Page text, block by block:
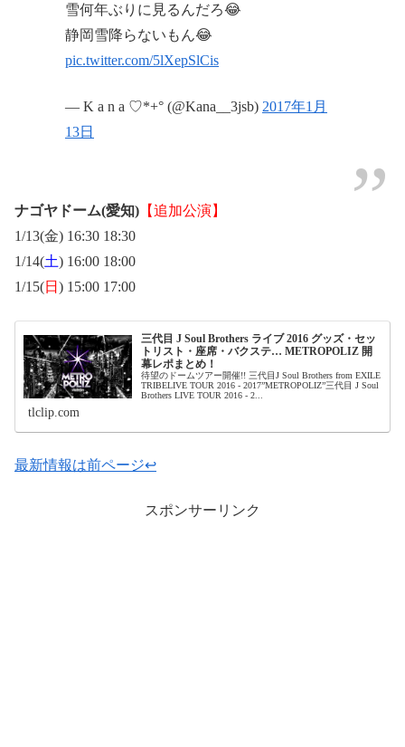
雪何年ぶりに見るんだろ😂
静岡雪降らないもん😂
pic.twitter.com/5lXepSlCis
— K a n a ♡*+° (@Kana__3jsb) 2017年1月
13日
ナゴヤドーム(愛知) 【追加公演】
1/13(金) 16:30 18:30
1/14(土) 16:00 18:00
1/15(日 ) 15:00 17:00
三代目 J Soul Brothers ライブ 2016 グッズ・セッ
トリスト・座席・バクステ… METROPOLIZ 開
幕レポまとめ！
待望のドームツアー開催!! 三代目J Soul Brothers from EXILE
TRIBELIVE TOUR 2016 - 2017”METROPOLIZ”三代目 J Soul
Brothers LIVE TOUR 2016 - 2...
tlclip.com
最新情報は前ページ↩
スポンサーリンク